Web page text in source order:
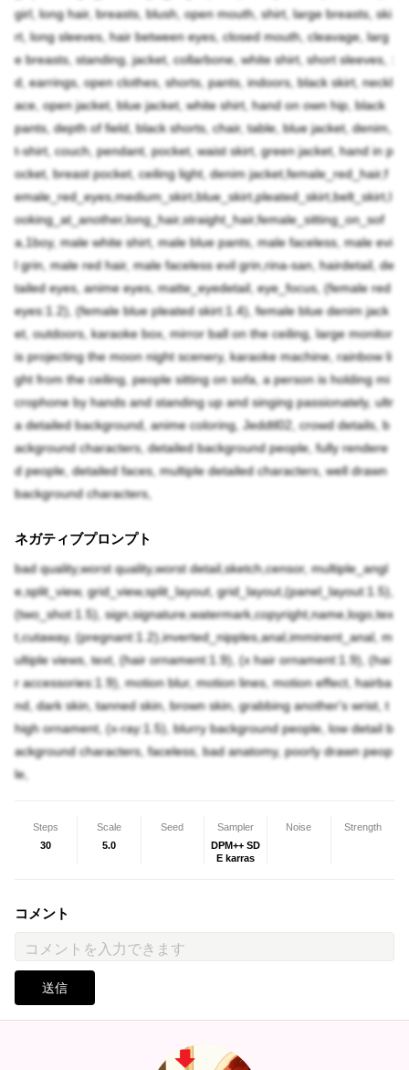
girl, long hair, breasts, blush, open mouth, shirt, large breasts, ski
rt, long sleeves, hair between eyes, closed mouth, cleavage, larg
e breasts, standing, jacket, collarbone, white shirt, short sleeves, :
d, earrings, open clothes, shorts, pants, indoors, black skirt, neckl
ace, open jacket, blue jacket, white shirt, hand on own hip, black
pants, depth of field, black shorts, chair, table, blue jacket, denim,
t-shirt, couch, pendant, pocket, waist skirt, green jacket, hand in p
ocket, breast pocket, ceiling light, denim jacket,female_red_hair,f
emale_red_eyes,medium_skirt,blue_skirt,pleated_skirt,belt_skirt,l
ooking_at_another,long_hair,straight_hair,female_sitting_on_sof
a,1boy, male white shirt, male blue pants, male faceless, male evi
l grin, male red hair, male faceless evil grin,rina-san, hairdetail, de
tailed eyes, anime eyes, matte_eyedetail, eye_focus, (female red
eyes:1.2), (female blue pleated skirt:1.4), female blue denim jack
et, outdoors, karaoke box, mirror ball on the ceiling, large monitor
is projecting the moon night scenery, karaoke machine, rainbow li
ght from the ceiling, people sitting on sofa, a person is holding mi
crophone by hands and standing up and singing passionately, ultr
a detailed background, anime coloring, Jeddtl02, crowd details, b
ackground characters, detailed background people, fully rendere
d people, detailed faces, multiple detailed characters, well drawn
background characters,
ネガティブプロンプト
bad quality,worst quality,worst detail,sketch,censor, multiple_angl
e,split_view, grid_view,split_layout, grid_layout,(panel_layout:1.5),
(two_shot:1.5), sign,signature,watermark,copyright,name,logo,tex
t,cutaway, (pregnant:1.2),inverted_nipples,anal,imminent_anal, m
ultiple views, text, (hair ornament:1.9), (x hair ornament:1.9), (hai
r accessories:1.9), motion blur, motion lines, motion effect, hairba
nd, dark skin, tanned skin, brown skin, grabbing another's wrist, t
high ornament, (x-ray:1.5), blurry background people, low detail b
ackground characters, faceless, bad anatomy, poorly drawn peop
le,
Steps
30
Scale
5.0
Seed
Sampler
DPM++ SD
E karras
Noise Strength
コメント
送信